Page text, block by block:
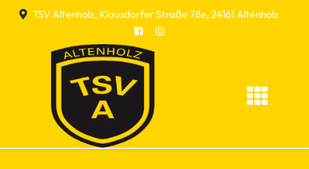
Skip
TSV Altenholz, Klausdorfer Straße 78e, 24161 Altenholz